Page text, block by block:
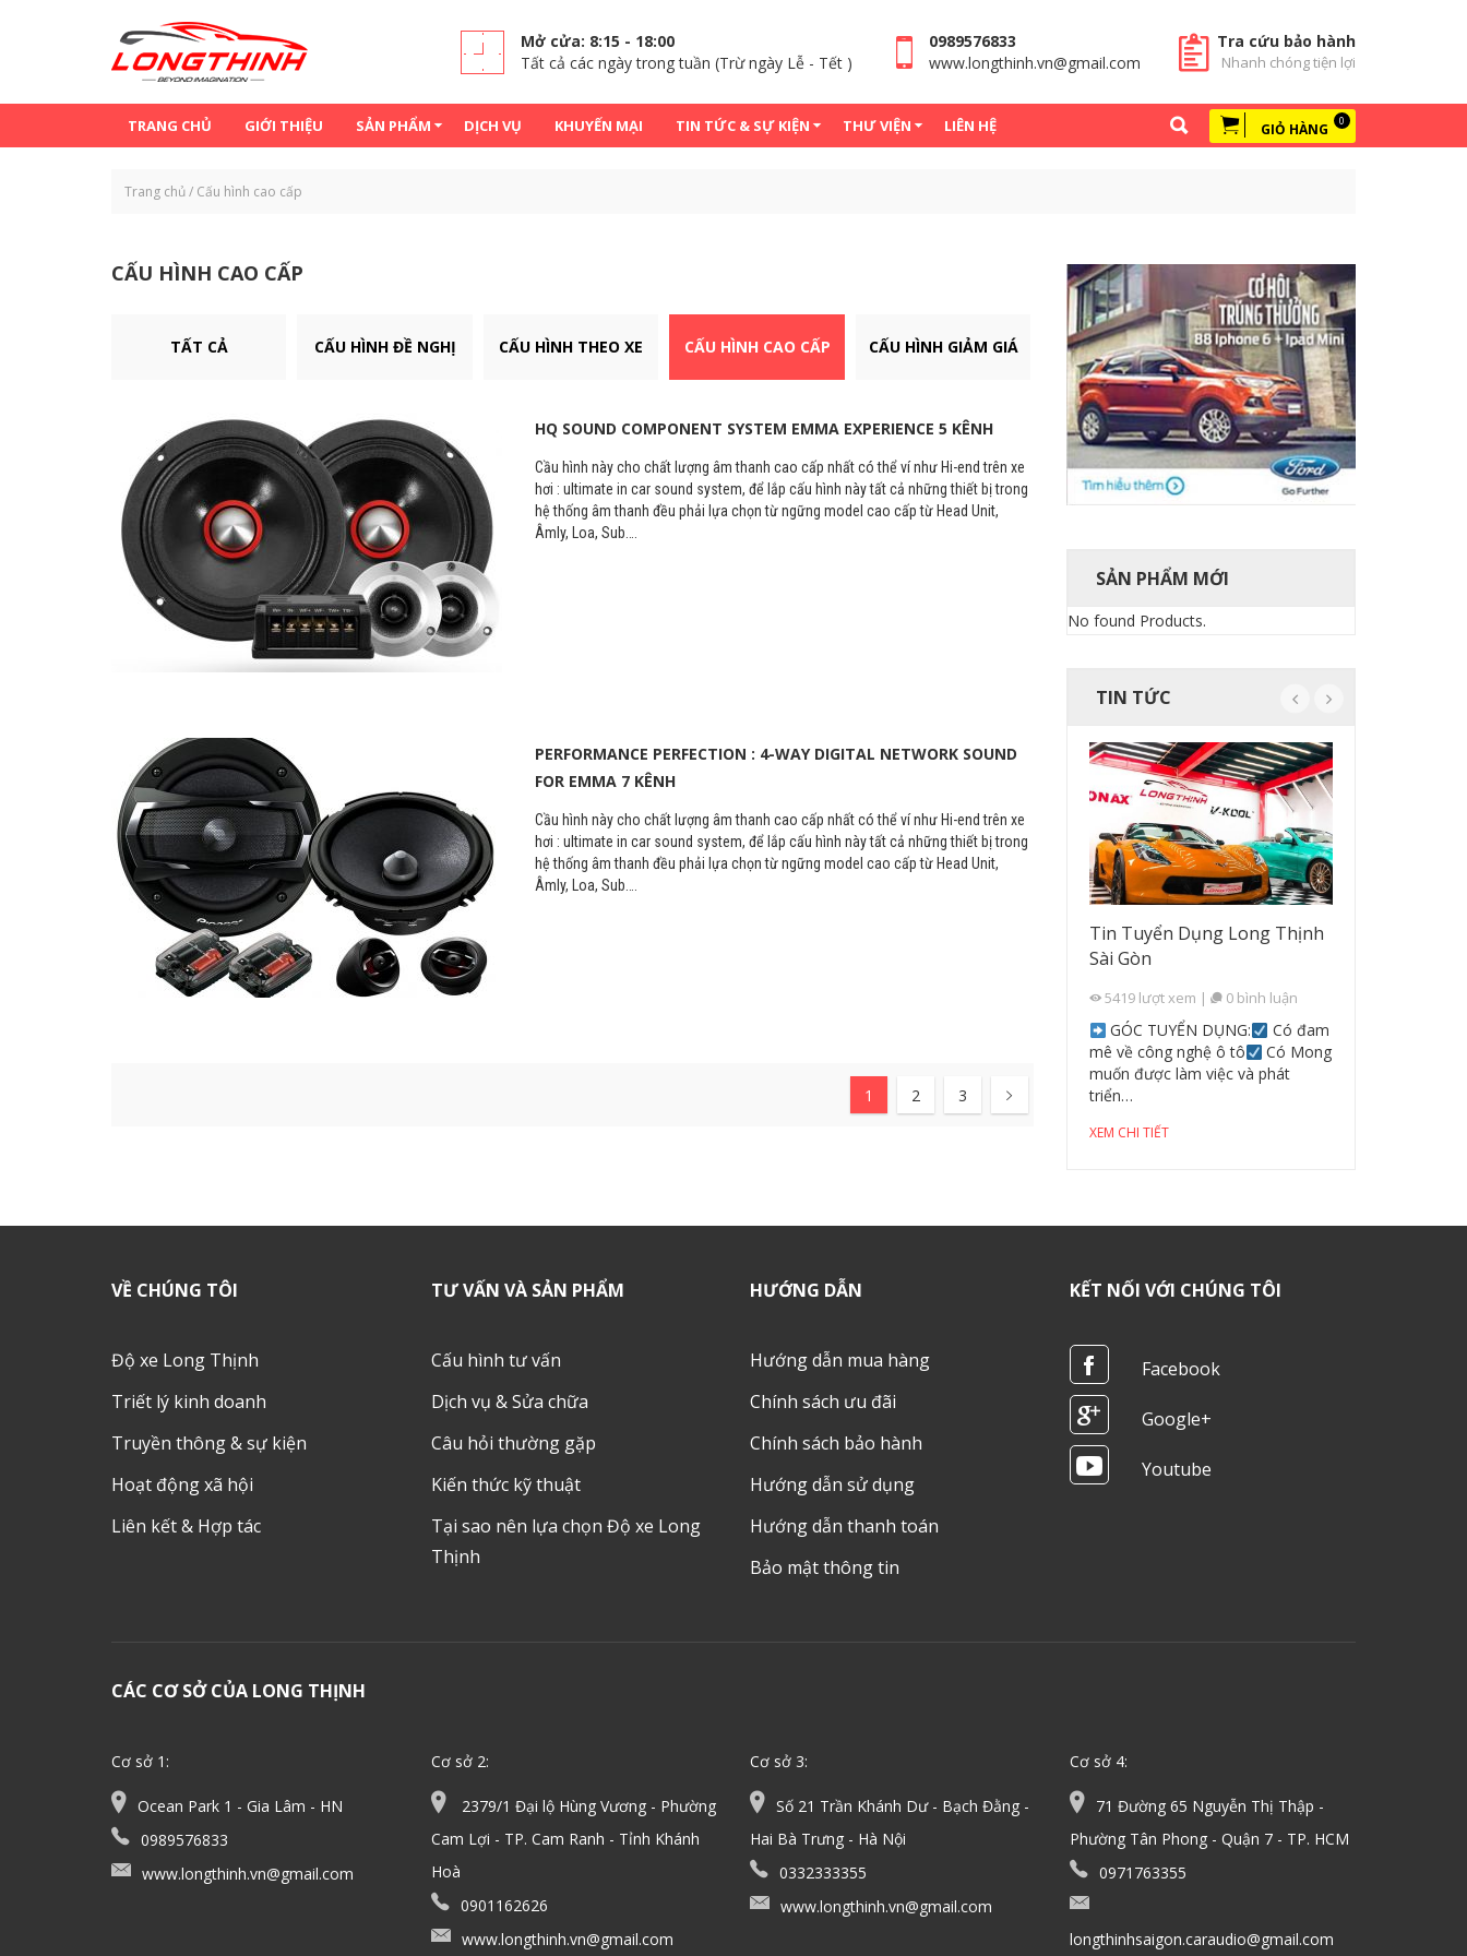
Mở cửa: 8:15 - 18:00
Tất cả các ngày trong tuần (Trừ ngày Lễ - Tết )
0989576833
www.longthinh.vn@gmail.com
Tra cứu bảo hành
Nhanh chóng tiện lợi
TRANG CHỦ GIỚI THIỆU SẢN PHẨM DỊCH VỤ KHUYẾN MẠI TIN TỨC & SỰ KIỆN THƯ VIỆN LIÊN HỆ GIỎ HÀNG 0
Trang chủ/ Cấu hình cao cấp
CẤU HÌNH CAO CẤP
TẤT CẢ CẤU HÌNH ĐỀ NGHỊ CẤU HÌNH THEO XE CẤU HÌNH CAO CẤP CẤU HÌNH GIẢM GIÁ
HQ SOUND COMPONENT SYSTEM EMMA EXPERIENCE 5 KÊNH
Cầu hình này cho chất lượng âm thanh cao cấp nhất có thể ví như Hi-end trên xe
hơi : ultimate in car sound system, để lắp cấu hình này tất cả những thiết bị trong
hệ thống âm thanh đều phải lựa chọn từ ngững model cao cấp từ Head Unit,
Âmly, Loa, Sub….
PERFORMANCE PERFECTION : 4-WAY DIGITAL NETWORK SOUND
FOR EMMA 7 KÊNH
Cầu hình này cho chất lượng âm thanh cao cấp nhất có thể ví như Hi-end trên xe
hơi : ultimate in car sound system, để lắp cấu hình này tất cả những thiết bị trong
hệ thống âm thanh đều phải lựa chọn từ ngững model cao cấp từ Head Unit,
Âmly, Loa, Sub….
1 2 3 Trang sau
SẢN PHẨM MỚI
No found Products.
TIN TỨC
tại nạn…
XEM CHI TIẾT
Tin Tuyển Dụng Long Thịnh
Sài Gòn
5419 lượt xem | 0 bình luận
GÓC TUYỂN DỤNG:
Có đam
mê về công nghệ ô tô
Có Mong
muốn được làm việc và phát
triển…
XEM CHI TIẾT
VỀ CHÚNG TÔI
Độ xe Long Thịnh
Triết lý kinh doanh
Truyền thông & sự kiện
Hoạt động xã hội
Liên kết & Hợp tác
TƯ VẤN VÀ SẢN PHẨM
Cấu hình tư vấn
Dịch vụ & Sửa chữa
Câu hỏi thường gặp
Kiến thức kỹ thuật
Tại sao nên lựa chọn Độ xe Long
Thịnh
HƯỚNG DẪN
Hướng dẫn mua hàng
Chính sách ưu đãi
Chính sách bảo hành
Hướng dẫn sử dụng
Hướng dẫn thanh toán
Bảo mật thông tin
KẾT NỐI VỚI CHÚNG TÔI
Facebook
Google+
Youtube
CÁC CƠ SỞ CỦA LONG THỊNH
Cơ sở 1:
Ocean Park 1 - Gia Lâm - HN
0989576833
www.longthinh.vn@gmail.com
Cơ sở 2:
2379/1 Đại lộ Hùng Vương - Phường
Cam Lợi - TP. Cam Ranh - Tỉnh Khánh
Hoà
0901162626
www.longthinh.vn@gmail.com
Cơ sở 3:
Số 21 Trần Khánh Dư - Bạch Đằng -
Hai Bà Trưng - Hà Nội
0332333355
www.longthinh.vn@gmail.com
Cơ sở 4:
71 Đường 65 Nguyễn Thị Thập -
Phường Tân Phong - Quận 7 - TP. HCM
0971763355
longthinhsaigon.caraudio@gmail.com